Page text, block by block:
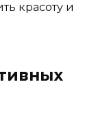
красоту и